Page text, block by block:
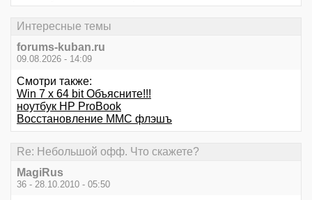
Интересные темы
forums-kuban.ru
09.08.2026 - 14:09
Смотри также:
Win 7 x 64 bit Объясните!!!
ноутбук HP ProBook
Восстановление MMC флэшъ
Re: Небольшой офф. Что скажете?
MagiRus
36 - 28.10.2010 - 05:50